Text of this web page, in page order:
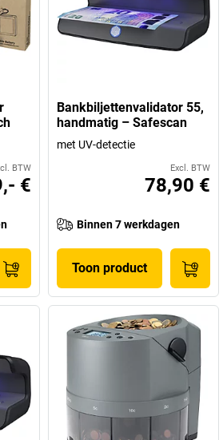
BTW
€
Bankbiljettenvalidator 55,
handmatig – Safescan
met UV-detectie
Excl. BTW
78,90 €
Binnen 7 werkdagen
Toon product